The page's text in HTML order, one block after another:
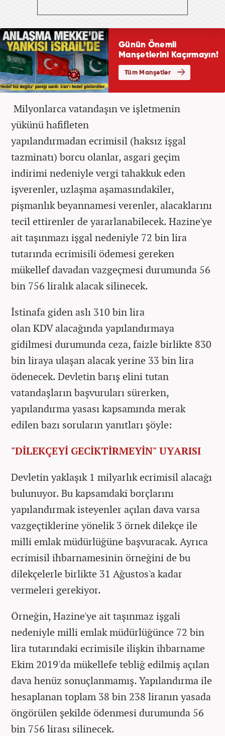
Milyonlarca vatandaşın ve işletmenin
yükünü hafifleten
yapılandırmadan ecrimisil (haksız işgal
tazminatı) borcu olanlar, asgari geçim
indirimi nedeniyle vergi tahakkuk eden
işverenler, uzlaşma aşamasındakiler,
pişmanlık beyannamesi verenler, alacaklarını
tecil ettirenler de yararlanabilecek. Hazine'ye
ait taşınmazı işgal nedeniyle 72 bin lira
tutarında ecrimisili ödemesi gereken
mükellef davadan vazgeçmesi durumunda 56
bin 756 liralık alacak silinecek.
İstinafa giden aslı 310 bin lira
olan KDV alacağında yapılandırmaya
gidilmesi durumunda ceza, faizle birlikte 830
bin liraya ulaşan alacak yerine 33 bin lira
ödenecek. Devletin barış elini tutan
vatandaşların başvuruları sürerken,
yapılandırma yasası kapsamında merak
edilen bazı soruların yanıtları şöyle:
"DİLEKÇEYİ GECİKTİRMEYİN" UYARISI
Devletin yaklaşık 1 milyarlık ecrimisil alacağı
bulunuyor. Bu kapsamdaki borçlarını
yapılandırmak isteyenler açılan dava varsa
vazgeçtiklerine yönelik 3 örnek dilekçe ile
milli emlak müdürlüğüne başvuracak. Ayrıca
ecrimisil ihbarnamesinin örneğini de bu
dilekçelerle birlikte 31 Ağustos'a kadar
vermeleri gerekiyor.
Örneğin, Hazine'ye ait taşınmaz işgali
nedeniyle milli emlak müdürlüğünce 72 bin
lira tutarındaki ecrimisile ilişkin ihbarname
Ekim 2019'da mükellefe tebliğ edilmiş açılan
dava henüz sonuçlanmamış. Yapılandırma ile
hesaplanan toplam 38 bin 238 liranın yasada
öngörülen şekilde ödenmesi durumunda 56
bin 756 lirası silinecek.